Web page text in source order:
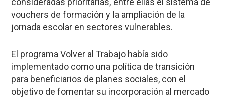
consideradas prioritarias, entre ellas el sistema de
vouchers de formación y la ampliación de la
jornada escolar en sectores vulnerables.
El programa Volver al Trabajo había sido
implementado como una política de transición
para beneficiarios de planes sociales, con el
objetivo de fomentar su incorporación al mercado